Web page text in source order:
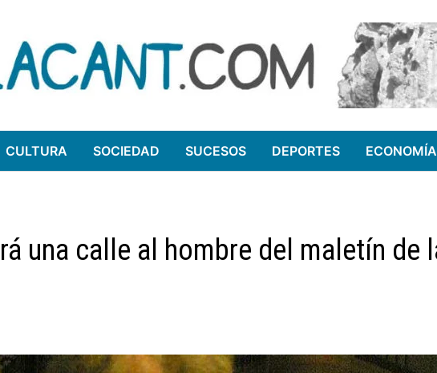
CULTURA SOCIEDAD SUCESOS DEPORTES ECONOMÍA
una calle al hombre del maletín de